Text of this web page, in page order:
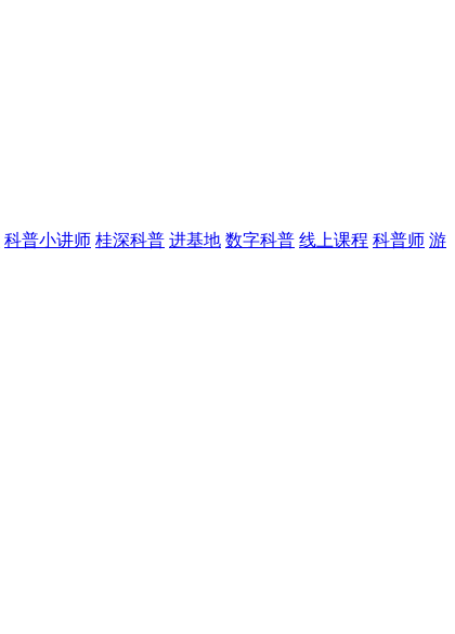
科普小讲师 桂深科普 进基地 数字科普 线上课程 科普师 游